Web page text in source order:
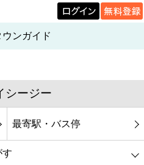
ンガイド
シージー
最寄駅・バス停
す